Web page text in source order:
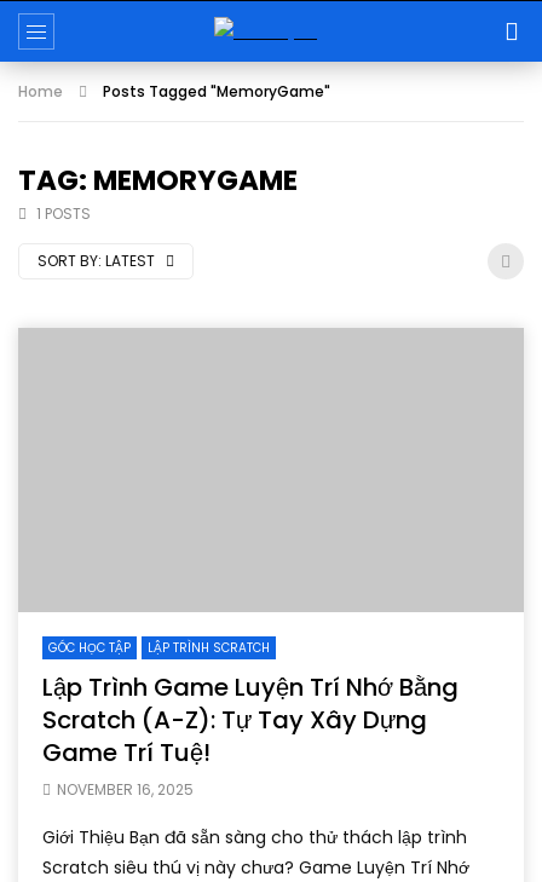
Home Posts Tagged "MemoryGame"
TAG: MEMORYGAME
1 POSTS
SORT BY: LATEST
GÓC HỌC TẬP LẬP TRÌNH SCRATCH
Lập Trình Game Luyện Trí Nhớ Bằng
Scratch (A-Z): Tự Tay Xây Dựng
Game Trí Tuệ!
NOVEMBER 16, 2025
Giới Thiệu Bạn đã sẵn sàng cho thử thách lập trình
Scratch siêu thú vị này chưa? Game Luyện Trí Nhớ